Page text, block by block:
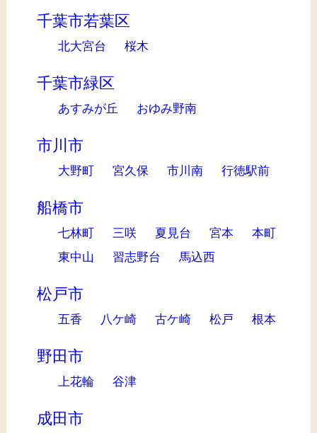
千葉市若葉区
北大宮台 桜木
千葉市緑区
あすみが丘 おゆみ野南
市川市
大野町 宮久保 市川南 行徳駅前
船橋市
七林町 三咲 夏見台 宮本
本町
東中山
習志野台 馬込西
松戸市
五香 八ケ崎 古ケ崎 松戸 根本
野田市
上花輪 谷津
成田市